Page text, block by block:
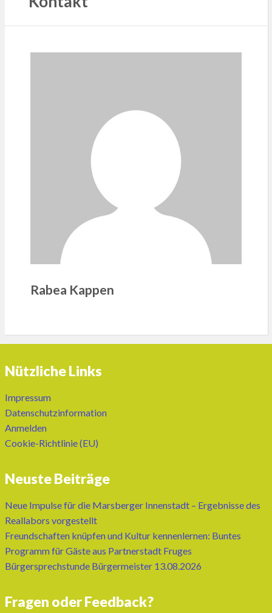
Rabea Kappen
Nützliche Links
Impressum
Datenschutzinformation
Anmelden
Cookie-Richtlinie (EU)
Neuste Beiträge
Neue Impulse für die Marsberger Innenstadt – Ergebnisse des
Reallabors vorgestellt
Freundschaften knüpfen und Kultur kennenlernen: Buntes
Programm für Gäste aus Partnerstadt Fruges
Bürgersprechstunde Bürgermeister 13.08.2026
Fragen oder Feedback?